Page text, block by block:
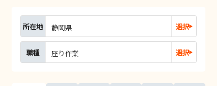
所在地 静岡県 選択
職種 座り作業 選択